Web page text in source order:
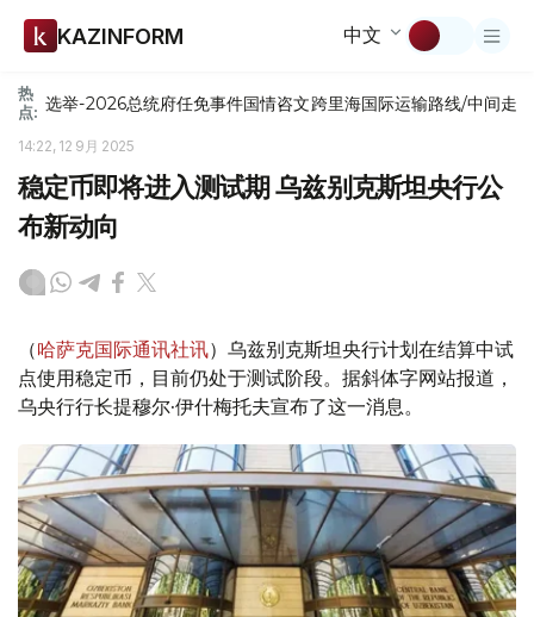
KAZINFORM 中文
热
点: 选举-2026总统府任免事件国情咨文跨里海国际运输路线/中间走廊
14:22, 12 9月 2025
稳定币即将进入测试期 乌兹别克斯坦央行公
布新动向
（哈萨克国际通讯社讯）乌兹别克斯坦央行计划在结算中试
点使用稳定币，目前仍处于测试阶段。据斜体字网站报道，
乌央行行长提穆尔·伊什梅托夫宣布了这一消息。